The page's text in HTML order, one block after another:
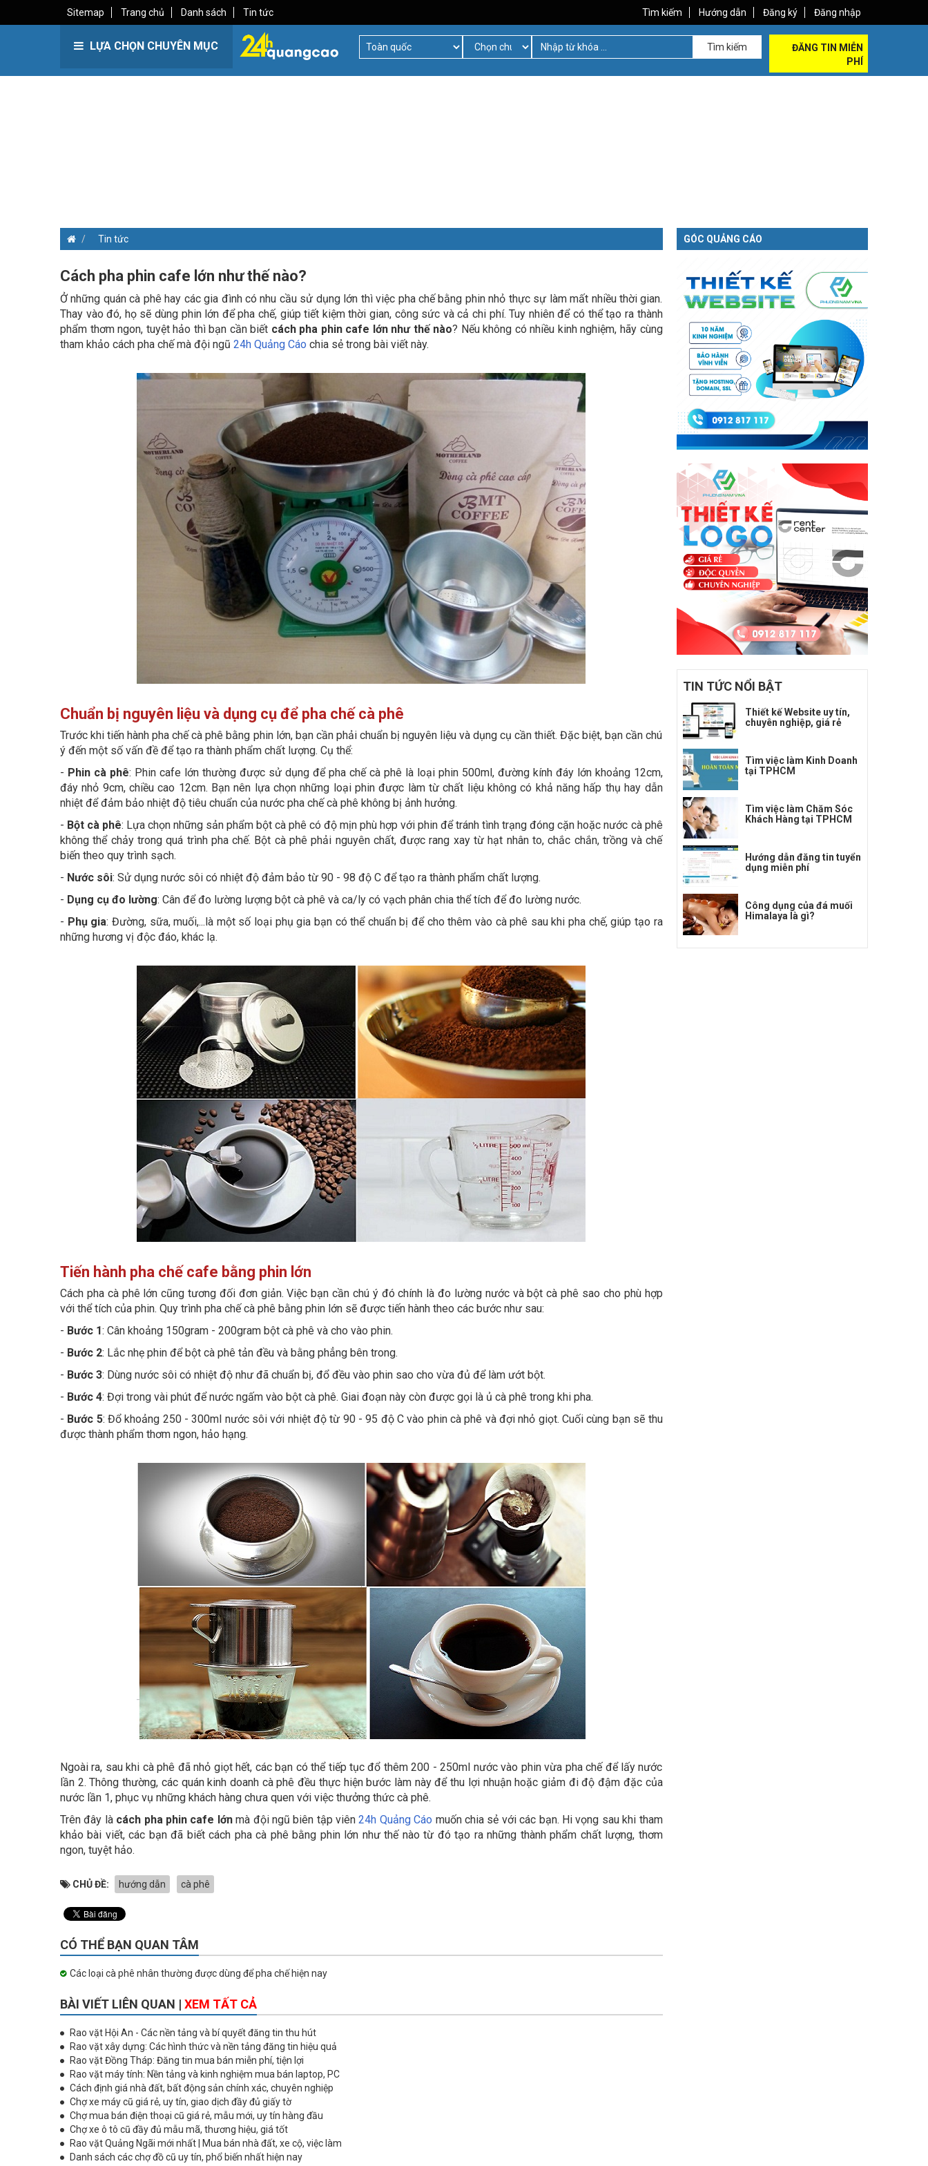
Sitemap Trang chủ Danh sách Tin tức Tìm kiếm Hướng dẫn Đăng ký Đăng nhập
LỰA CHỌN CHUYÊN MỤC Tìm kiếm
ĐĂNG TIN MIỄN
PHÍ
Tin tức
Cách pha phin cafe lớn như thế nào?
Ở những quán cà phê hay các gia đình có nhu cầu sử dụng lớn thì việc pha chế bằng phin nhỏ thực sự làm mất nhiều thời gian.
Thay vào đó, họ sẽ dùng phin lớn để pha chế, giúp tiết kiệm thời gian, công sức và cả chi phí. Tuy nhiên để có thể tạo ra thành
phẩm thơm ngon, tuyệt hảo thì bạn cần biết cách pha phin cafe lớn như thế nào? Nếu không có nhiều kinh nghiệm, hãy cùng
tham khảo cách pha chế mà đội ngũ 24h Quảng Cáo chia sẻ trong bài viết này.
Chuẩn bị nguyên liệu và dụng cụ để pha chế cà phê
Trước khi tiến hành pha chế cà phê bằng phin lớn, bạn cần phải chuẩn bị nguyên liệu và dụng cụ cần thiết. Đặc biệt, bạn cần chú
ý đến một số vấn đề để tạo ra thành phẩm chất lượng. Cụ thể:
- Phin cà phê: Phin cafe lớn thường được sử dụng để pha chế cà phê là loại phin 500ml, đường kính đáy lớn khoảng 12cm,
đáy nhỏ 9cm, chiều cao 12cm. Bạn nên lựa chọn những loại phin được làm từ chất liệu không có khả năng hấp thụ hay dẫn
nhiệt để đảm bảo nhiệt độ tiêu chuẩn của nước pha chế cà phê không bị ảnh hưởng.
- Bột cà phê: Lựa chọn những sản phẩm bột cà phê có độ mịn phù hợp với phin để tránh tình trạng đóng cặn hoặc nước cà phê
không thể chảy trong quá trình pha chế. Bột cà phê phải nguyên chất, được rang xay từ hạt nhân to, chắc chắn, trồng và chế
biến theo quy trình sạch.
- Nước sôi: Sử dụng nước sôi có nhiệt độ đảm bảo từ 90 - 98 độ C để tạo ra thành phẩm chất lượng.
- Dụng cụ đo lường: Cân để đo lường lượng bột cà phê và ca/ly có vạch phân chia thể tích để đo lường nước.
- Phụ gia: Đường, sữa, muối,...là một số loại phụ gia bạn có thể chuẩn bị để cho thêm vào cà phê sau khi pha chế, giúp tạo ra
những hương vị độc đáo, khác lạ.
Tiến hành pha chế cafe bằng phin lớn
Cách pha cà phê lớn cũng tương đối đơn giản. Việc bạn cần chú ý đó chính là đo lường nước và bột cà phê sao cho phù hợp
với thể tích của phin. Quy trình pha chế cà phê bằng phin lớn sẽ được tiến hành theo các bước như sau:
- Bước 1: Cân khoảng 150gram - 200gram bột cà phê và cho vào phin.
- Bước 2: Lắc nhẹ phin để bột cà phê tản đều và bằng phẳng bên trong.
- Bước 3: Dùng nước sôi có nhiệt độ như đã chuẩn bị, đổ đều vào phin sao cho vừa đủ để làm ướt bột.
- Bước 4: Đợi trong vài phút để nước ngấm vào bột cà phê. Giai đoạn này còn được gọi là ủ cà phê trong khi pha.
- Bước 5: Đổ khoảng 250 - 300ml nước sôi với nhiệt độ từ 90 - 95 độ C vào phin cà phê và đợi nhỏ giọt. Cuối cùng bạn sẽ thu
được thành phẩm thơm ngon, hảo hạng.
Ngoài ra, sau khi cà phê đã nhỏ giọt hết, các bạn có thể tiếp tục đổ thêm 200 - 250ml nước vào phin vừa pha chế để lấy nước
lần 2. Thông thường, các quán kinh doanh cà phê đều thực hiện bước làm này để thu lợi nhuận hoặc giảm đi độ đậm đặc của
nước lần 1, phục vụ những khách hàng chưa quen với việc thưởng thức cà phê.
Trên đây là cách pha phin cafe lớnmà đội ngũ biên tập viên 24h Quảng Cáo muốn chia sẻ với các bạn. Hi vọng sau khi tham
khảo bài viết, các bạn đã biết cách pha cà phê bằng phin lớn như thế nào từ đó tạo ra những thành phẩm chất lượng, thơm
ngon, tuyệt hảo.
CHỦ ĐỀ: hướng dẫn cà phê
CÓ THỂ BẠN QUAN TÂM
Các loại cà phê nhân thường được dùng để pha chế hiện nay
BÀI VIẾT LIÊN QUAN | XEM TẤT CẢ
Rao vặt Hội An - Các nền tảng và bí quyết đăng tin thu hút
Rao vặt xây dựng: Các hình thức và nền tảng đăng tin hiệu quả
Rao vặt Đồng Tháp: Đăng tin mua bán miễn phí, tiện lợi
Rao vặt máy tính: Nền tảng và kinh nghiệm mua bán laptop, PC
Cách định giá nhà đất, bất động sản chính xác, chuyên nghiệp
Chợ xe máy cũ giá rẻ, uy tín, giao dịch đầy đủ giấy tờ
Chợ mua bán điện thoại cũ giá rẻ, mẫu mới, uy tín hàng đầu
Chợ xe ô tô cũ đầy đủ mẫu mã, thương hiệu, giá tốt
Rao vặt Quảng Ngãi mới nhất | Mua bán nhà đất, xe cộ, việc làm
Danh sách các chợ đồ cũ uy tín, phổ biến nhất hiện nay
GÓC QUẢNG CÁO
TIN TỨC NỔI BẬT
Thiết kế Website uy tín,
chuyên nghiệp, giá rẻ
Tìm việc làm Kinh Doanh
tại TPHCM
Tìm việc làm Chăm Sóc
Khách Hàng tại TPHCM
Hướng dẫn đăng tin tuyển
dụng miễn phí
Công dụng của đá muối
Himalaya là gì?